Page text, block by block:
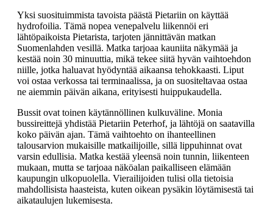
Yksi suosituimmista tavoista päästä Pietariin on käyttää
hydrofoilia. Tämä nopea venepalvelu liikennöi eri
lähtöpaikoista Pietarista, tarjoten jännittävän matkan
Suomenlahden vesillä. Matka tarjoaa kauniita näkymää ja
kestää noin 30 minuuttia, mikä tekee siitä hyvän vaihtoehdon
niille, jotka haluavat hyödyntää aikaansa tehokkaasti. Liput
voi ostaa verkossa tai terminaalissa, ja on suositeltavaa ostaa
ne aiemmin päivän aikana, erityisesti huippukaudella.
Bussit ovat toinen käytännöllinen kulkuväline. Monia
bussireittejä yhdistää Pietariin Peterhof, ja lähtöjä on saatavilla
koko päivän ajan. Tämä vaihtoehto on ihanteellinen
talousarvion mukaisille matkailijoille, sillä lippuhinnat ovat
varsin edullisia. Matka kestää yleensä noin tunnin, liikenteen
mukaan, mutta se tarjoaa näköalan paikalliseen elämään
kaupungin ulkopuolella. Vierailijoiden tulisi olla tietoisia
mahdollisista haasteista, kuten oikean pysäkin löytämisestä tai
aikataulujen lukemisesta.